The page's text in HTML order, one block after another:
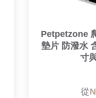
Petpetzone
墊片 防潑水
寸
        從